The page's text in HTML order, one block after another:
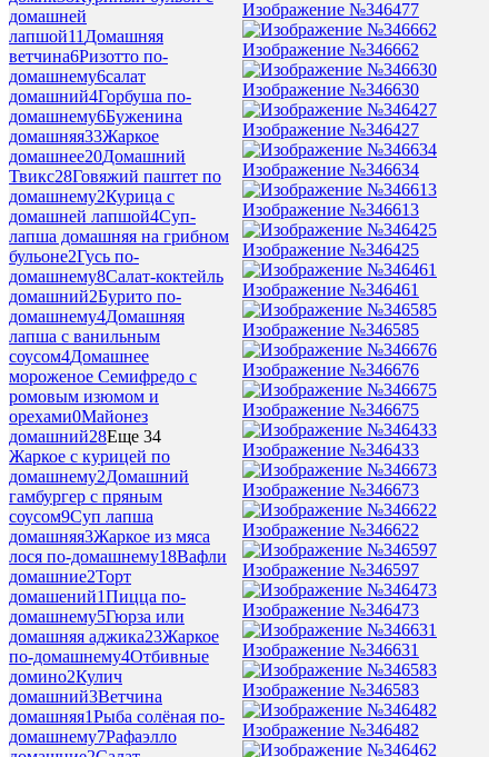
домашней
лапшой11 Домашняя
ветчина6Ризотто по-
домашнему6салат
домашний4Горбуша по-
домашнему6Буженина
домашняя33Жаркое
домашнее20Домашний
Твикс28Говяжий паштет по
домашнему2Курица с
домашней лапшой4Суп-
лапша домашняя на грибном
бульоне2Гусь по-
домашнему8Салат-коктейль
домашний2Бурито по-
домашнему4Домашняя
лапша с ванильным
соусом4Домашнее
мороженое Семифредо с
ромовым изюмом и
орехами0Майонез
домашний28Еще 34
Жаркое с курицей по
домашнему2Домашний
гамбургер с пряным
соусом9Суп лапша
домашняя3Жаркое из мяса
лося по-домашнему18Вафли
домашние2Торт
домашений1Пицца по-
домашнему5Гюрза или
домашняя аджика23Жаркое
по-домашнему4Отбивные
домино2Кулич
домашний3Ветчина
домашняя1Рыба солёная по-
домашнему7Рафаэлло
Изображение №346477
Изображение №346662
Изображение №346630
Изображение №346427
Изображение №346634
Изображение №346613
Изображение №346425
Изображение №346461
Изображение №346585
Изображение №346676
Изображение №346675
Изображение №346433
Изображение №346673
Изображение №346622
Изображение №346597
Изображение №346473
Изображение №346631
Изображение №346583
Изображение №346482